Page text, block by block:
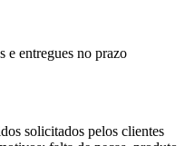
e entregues no prazo
solicitados pelos clientes